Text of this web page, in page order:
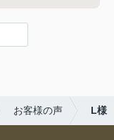
お客様の声 L様